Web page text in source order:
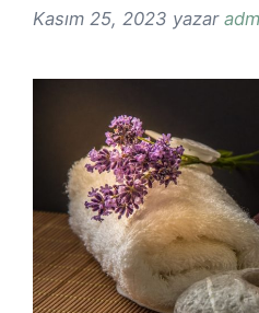
Kasım 25, 2023 yazar